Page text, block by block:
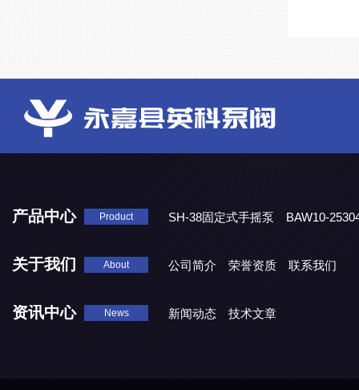
产品中心 Product SH-38固定式手摇泵
BAW10-
关于我们 About 公司简介 荣誉资质 联系我们
资讯中心 News 新闻动态 技术文章